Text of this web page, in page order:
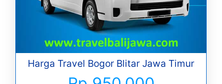
Harga Travel Bogor Blitar Jawa Timur